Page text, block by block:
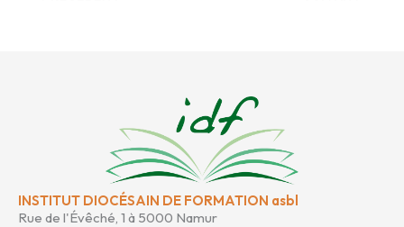
INSTITUT DIOCÉSAIN DE FORMATION asbl
Rue de l'Évêché, 1 à 5000 Namur